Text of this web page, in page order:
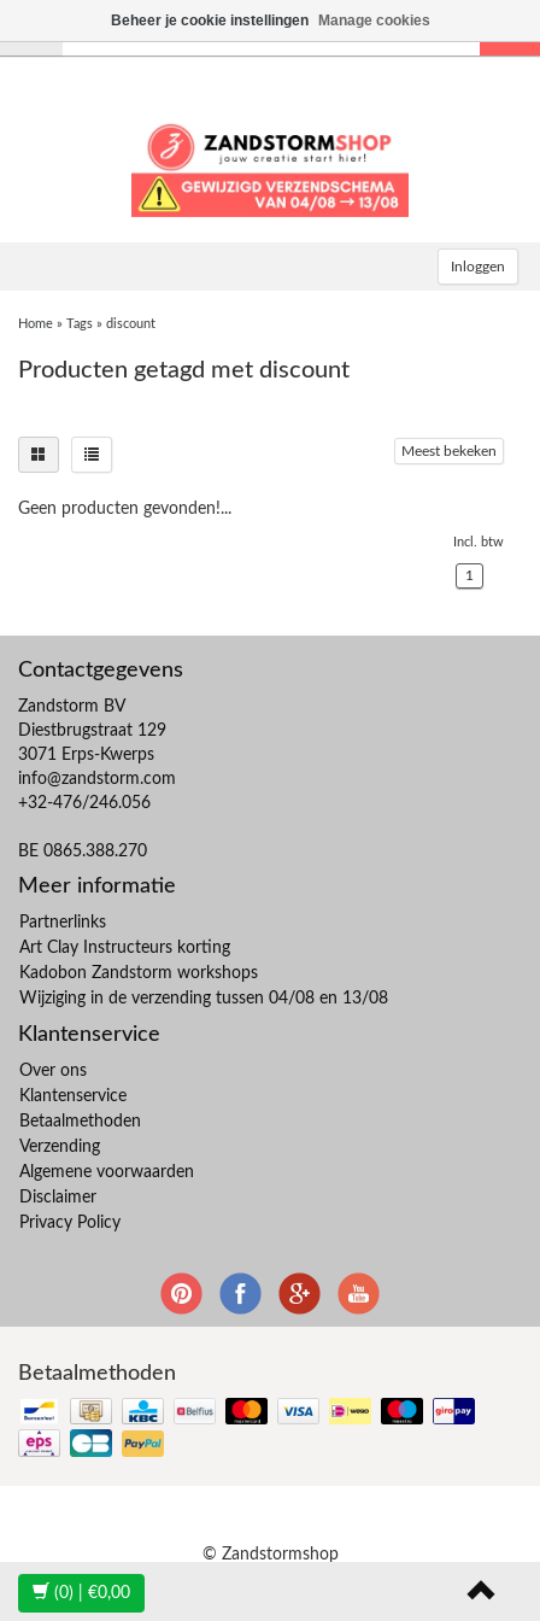
Inloggen
Home » Tags » discount
Producten getagd met discount
Meest bekeken
Geen producten gevonden!...
Incl. btw
1
Contactgegevens
Zandstorm BV
Diestbrugstraat 129
3071 Erps-Kwerps
info@zandstorm.com
+32-476/246.056
BE 0865.388.270
Meer informatie
Partnerlinks
Art Clay Instructeurs korting
Kadobon Zandstorm workshops
Wijziging in de verzending tussen 04/08 en 13/08
Klantenservice
Over ons
Klantenservice
Betaalmethoden
Verzending
Algemene voorwaarden
Disclaimer
Privacy Policy
Betaalmethoden
© Zandstormshop
(0) | €0,00
Beheer je cookie instellingen Manage cookies